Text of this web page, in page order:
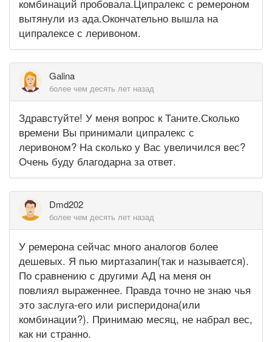
комбинаций пробовала.Ципралекс с ремероном
вытянули из ада.Окончательно вышла на
ципралексе с леривоном.
Gаlina
более чем десять лет назад
Здравстуйте! У меня вопрос к Таните.Сколько
времени Вы принимали ципралекс с
леривоном? На сколько у Вас увеличился вес?
Очень буду благодарна за ответ.
Dmd202
более чем десять лет назад
У ремерона сейчас много аналогов более
дешевых. Я пью миртазапин(так и называется).
По сравнению с другими АД на меня он
повлиял выраженнее. Правда точно не знаю чья
это заслуга-его или рисперидона(или
комбинации?). Принимаю месяц, не набрал вес,
как ни странно.